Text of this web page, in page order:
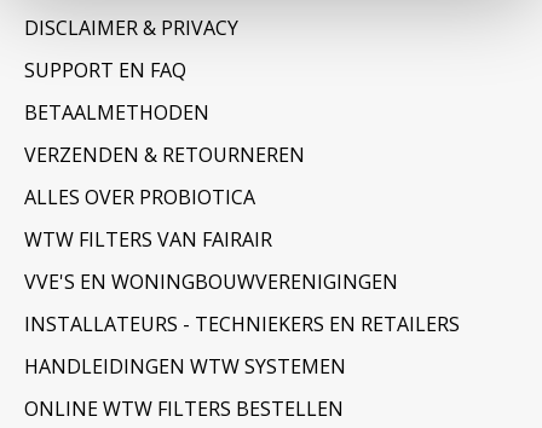
DISCLAIMER & PRIVACY
SUPPORT EN FAQ
BETAALMETHODEN
VERZENDEN & RETOURNEREN
ALLES OVER PROBIOTICA
WTW FILTERS VAN FAIRAIR
VVE'S EN WONINGBOUWVERENIGINGEN
INSTALLATEURS - TECHNIEKERS EN RETAILERS
HANDLEIDINGEN WTW SYSTEMEN
ONLINE WTW FILTERS BESTELLEN